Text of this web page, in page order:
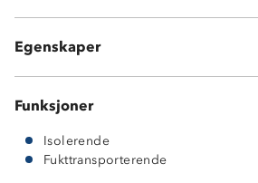
Egenskaper
Slitesterk
Funksjoner
Isolerende
Fukttransporterende